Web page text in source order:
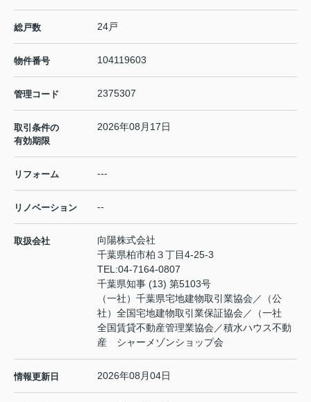
総戸数 24戸
物件番号 104119603
管理コード 2375307
取引条件の
有効期限
2026年08月17日
リフォーム ---
リノベーション --
取扱会社
向陽株式会社
千葉県柏市柏３丁目4-25-3
TEL:04-7164-0807
千葉県知事 (13) 第5103号
（一社）千葉県宅地建物取引業協会／（公
社）全国宅地建物取引業保証協会／（一社
全国賃貸不動産管理業協会／積水ハウス不動
産 シャーメゾンショップ会
情報更新日 2026年08月04日